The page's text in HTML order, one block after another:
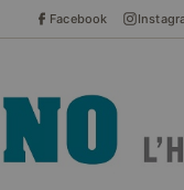
Facebook